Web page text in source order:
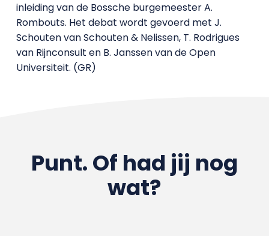
inleiding van de Bossche burgemeester A.
Rombouts. Het debat wordt gevoerd met J.
Schouten van Schouten & Nelissen, T. Rodrigues
van Rijnconsult en B. Janssen van de Open
Universiteit. (GR)
Punt. Of had jij nog
wat?